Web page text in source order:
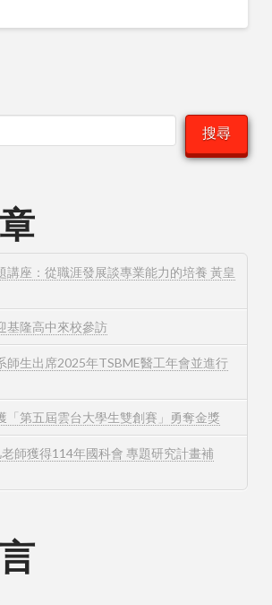
搜尋
講座：從職涯發展談專業能力的培養 黃皇
基隆高中來校參訪
師生出席2025年TSBME醫工年會並進行
「第五屆雲台大學生雙創賽」勇奪金獎
老師獲得114年國科會 專題研究計畫補